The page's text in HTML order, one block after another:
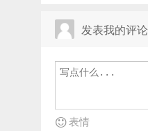
发表我的评论
表情